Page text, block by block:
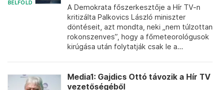
BELFÖLD
A Demokrata főszerkesztője a Hír TV-n
kritizálta Palkovics László miniszter
döntéseit, azt mondta, neki „nem túlzottan
rokonszenves”, hogy a főmeteorológusok
kirúgása után folytatják csak le a...
Media1: Gajdics Ottó távozik a Hír TV
vezetőségéből